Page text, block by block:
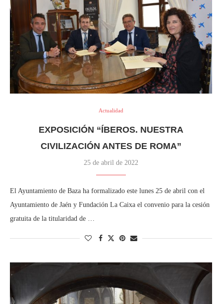
Actualidad
EXPOSICIÓN “ÍBEROS. NUESTRA
CIVILIZACIÓN ANTES DE ROMA”
25 de abril de 2022
El Ayuntamiento de Baza ha formalizado este lunes 25 de abril con el
Ayuntamiento de Jaén y Fundación La Caixa el convenio para la cesión
gratuita de la titularidad de …